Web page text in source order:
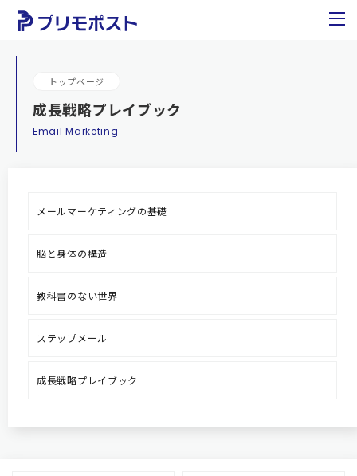
トップページ
成長戦略プレイブック
Email Marketing
メールマーケティングの基礎
脳と身体の構造
教科書のない世界
ステップメール
成長戦略プレイブック